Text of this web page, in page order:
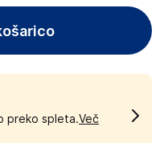
preko spleta.Več